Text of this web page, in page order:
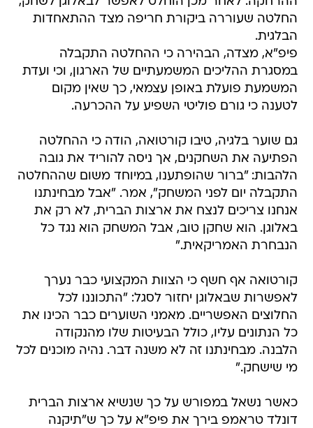
החלטה שעוררה ביקורת חריפה מצד ההתאחדות
הבלגית.
פיפ"א, מצדה, הבהירה כי ההחלטה התקבלה
במסגרת ההליכים המשמעתיים של הארגון, וכי ועדת
המשמעת פועלת באופן עצמאי, כך שאין מקום
לטענה כי גורם פוליטי השפיע על ההכרעה.
גם שוער בלגיה, טיבו קורטואה, הודה כי ההחלטה
הפתיעה את השחקנים, אך ניסה להוריד את גובה
הלהבות: "ברור שהופתענו, במיוחד משום שההחלטה
התקבלה יום לפני המשחק", אמר. "אבל מבחינתנו
אנחנו צריכים לנצח את ארצות הברית, לא רק את
באלוגן. הוא שחקן טוב, אבל המשחק הוא נגד כל
הנבחרת האמריקאית."
קורטואה אף חשף כי הצוות המקצועי כבר נערך
לאפשרות שבאלוגן יחזור לסגל: "התכוננו לכל
החלוצים האפשריים. מאמני השוערים כבר הכינו את
כל הנתונים עליו, כולל הבעיטות שלו מהנקודה
הלבנה. מבחינתנו זה לא משנה דבר. נהיה מוכנים לכל
מי שישחק."
כאשר נשאל במפורש על כך שנשיא ארצות הברית
דונלד טראמפ בירך את פיפ"א על כך ש"תיקנה